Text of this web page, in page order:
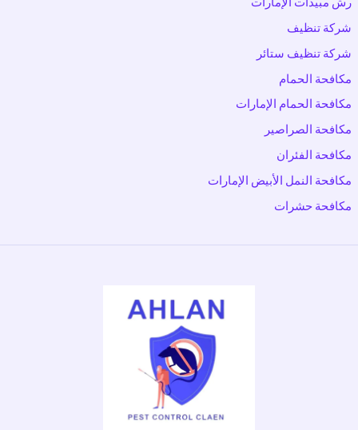
شركة تنظيف
شركة تنظيف ستائر
مكافحة الحمام
مكافحة الحمام الإمارات
مكافحة الصراصير
مكافحة الفئران
مكافحة النمل الأبيض الإمارات
مكافحة حشرات